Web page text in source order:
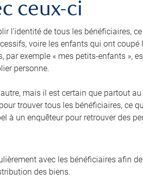
ceux-ci
l’identité de tous les bénéficiaires,
voire les enfants qui ont
par exemple « mes petits-enfants »,
personne.
mais il est certain que partout
trouver tous les bénéficiaires, ce
à un enquêteur pour retrouver des
avec les bénéficiaires afin
des biens.